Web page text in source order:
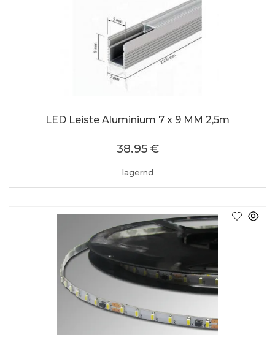
LED Leiste Aluminium 7 x 9 MM 2,5m
lagernd
38.95 €